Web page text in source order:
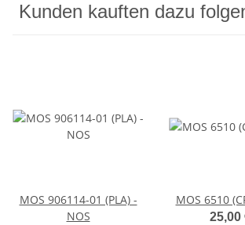
Kunden kauften dazu
MOS 906114-01 (PLA) -
NOS
MOS 6510
25,00